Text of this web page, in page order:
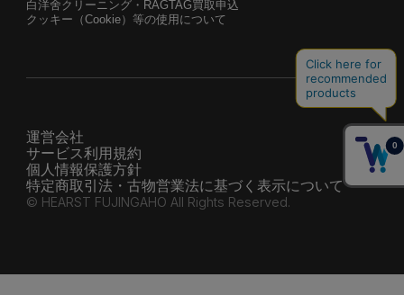
白洋舍クリーニング・RAGTAG買取申込
クッキー（Cookie）等の使用について
運営会社
サービス利用規約
個人情報保護方針
特定商取引法・古物営業法に基づく表示について
© HEARST FUJINGAHO All Rights Reserved.